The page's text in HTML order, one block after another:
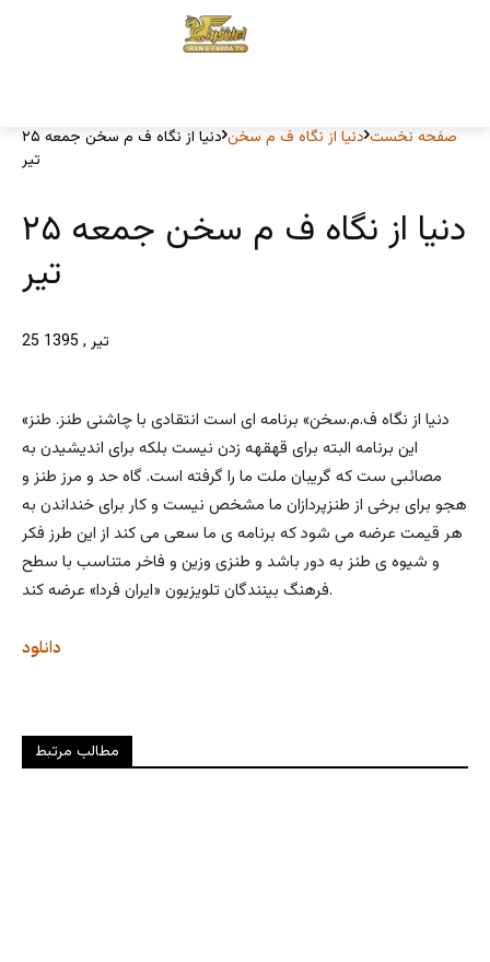
صفحه نخست دنیا از نگاه ف م سخن
دنیا از نگاه ف م سخن جمعه ۲۵
تیر
دنیا از نگاه ف م سخن جمعه ۲۵
تیر
25 تیر , 1395
«دنیا از نگاه ف.م.سخن» برنامه ای است انتقادی با چاشنی طنز. طنز
این برنامه البته برای قهقهه زدن نیست بلکه برای اندیشیدن به
مصائبی ست که گریبان ملت ما را گرفته است. گاه حد و مرز طنز و
هجو برای برخی از طنزپردازان ما مشخص نیست و کار برای خنداندن به
هر قیمت عرضه می شود که برنامه ی ما سعی می کند از این طرز فکر
و شیوه ی طنز به دور باشد و طنزی وزین و فاخر متناسب با سطح
فرهنگ بینندگان تلویزیون «ایران فردا» عرضه کند.
دانلود
مطالب مرتبط